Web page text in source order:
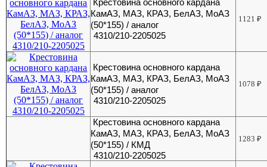
Крестовина основного кардана
КамАЗ, МАЗ, КРАЗ, БелАЗ, МоАЗ
(50*155) / аналог
4310/210-2205025
1121₽
Крестовина основного кардана
КамАЗ, МАЗ, КРАЗ, БелАЗ, МоАЗ
(50*155) / аналог
4310/210-2205025
1078₽
Крестовина основного кардана
КамАЗ, МАЗ, КРАЗ, БелАЗ, МоАЗ
(50*155) / КМД
4310/210-2205025
1283₽